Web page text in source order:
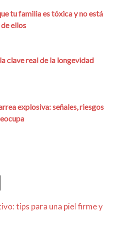
tu familia es tóxica y no está
ellos
clave real de la longevidad
explosiva: señales, riesgos
tips para una piel firme y